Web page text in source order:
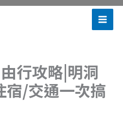
行攻略|明洞
/交通一次搞